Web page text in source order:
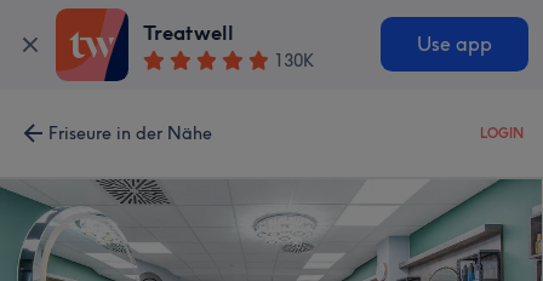
Treatwell
130K
Use app
Friseure in der Nähe LOGIN